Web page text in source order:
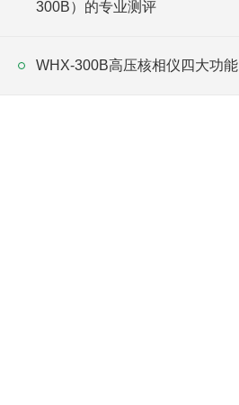
300B）的专业测评
WHX-300B高压核相仪四大功能